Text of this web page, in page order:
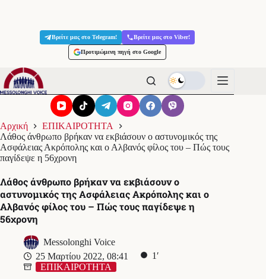
Βρείτε μας στο Telegram! Βρείτε μας στο Viber!
Προτιμώμενη πηγή στο Google
Αρχική
ΕΠΙΚΑΙΡΟΤΗΤΑ
Λάθος άνθρωπο βρήκαν να εκβιάσουν ο αστυνομικός της
Ασφάλειας Ακρόπολης και ο Αλβανός φίλος του – Πώς τους
παγίδεψε η 56χρονη
Λάθος άνθρωπο βρήκαν να εκβιάσουν ο
αστυνομικός της Ασφάλειας Ακρόπολης και ο
Αλβανός φίλος του – Πώς τους παγίδεψε η
56χρονη
Messolonghi Voice
25 Μαρτίου 2022, 08:41
1′
ΕΠΙΚΑΙΡΟΤΗΤΑ